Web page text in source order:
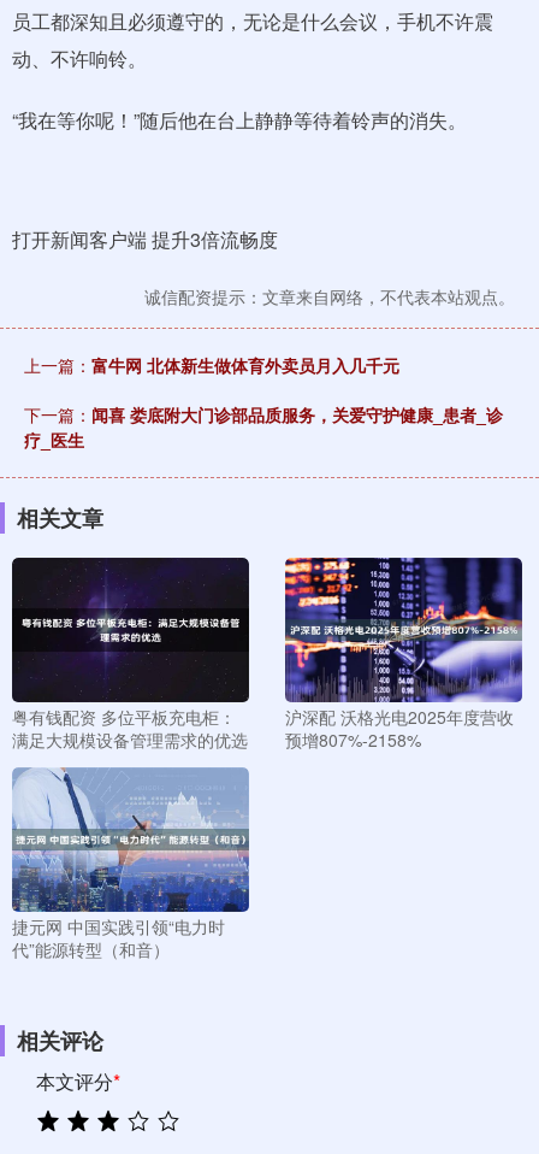
员工都深知且必须遵守的，无论是什么会议，手机不许震
动、不许响铃。
“我在等你呢！”随后他在台上静静等待着铃声的消失。
打开新闻客户端 提升3倍流畅度
诚信配资提示：文章来自网络，不代表本站观点。
上一篇： 富牛网 北体新生做体育外卖员月入几千元
下一篇： 闻喜 娄底附大门诊部品质服务，关爱守护健康_患者_诊
疗_医生
相关文章
粤有钱配资 多位平板充电柜：
满足大规模设备管理需求的优选
沪深配 沃格光电2025年度营收
预增807%-2158%
捷元网 中国实践引领“电力时
代”能源转型（和音）
相关评论
本文评分*